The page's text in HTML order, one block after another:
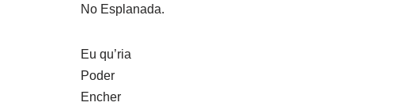
No Esplanada.
Eu qu’ria
Poder
Encher